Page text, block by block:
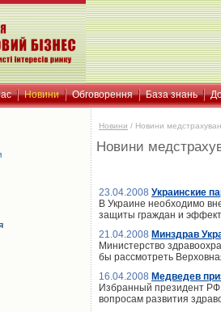
Новини Обговорення База знань
Новини / Новини
Новини
23.04.2008 Украинские
В Украине необходимо
защиты граждан и
21.04.2008 Минздрав
Министерство
бы рассмотреть
16.04.2008 Медведев
Избранный президент
вопросам развития